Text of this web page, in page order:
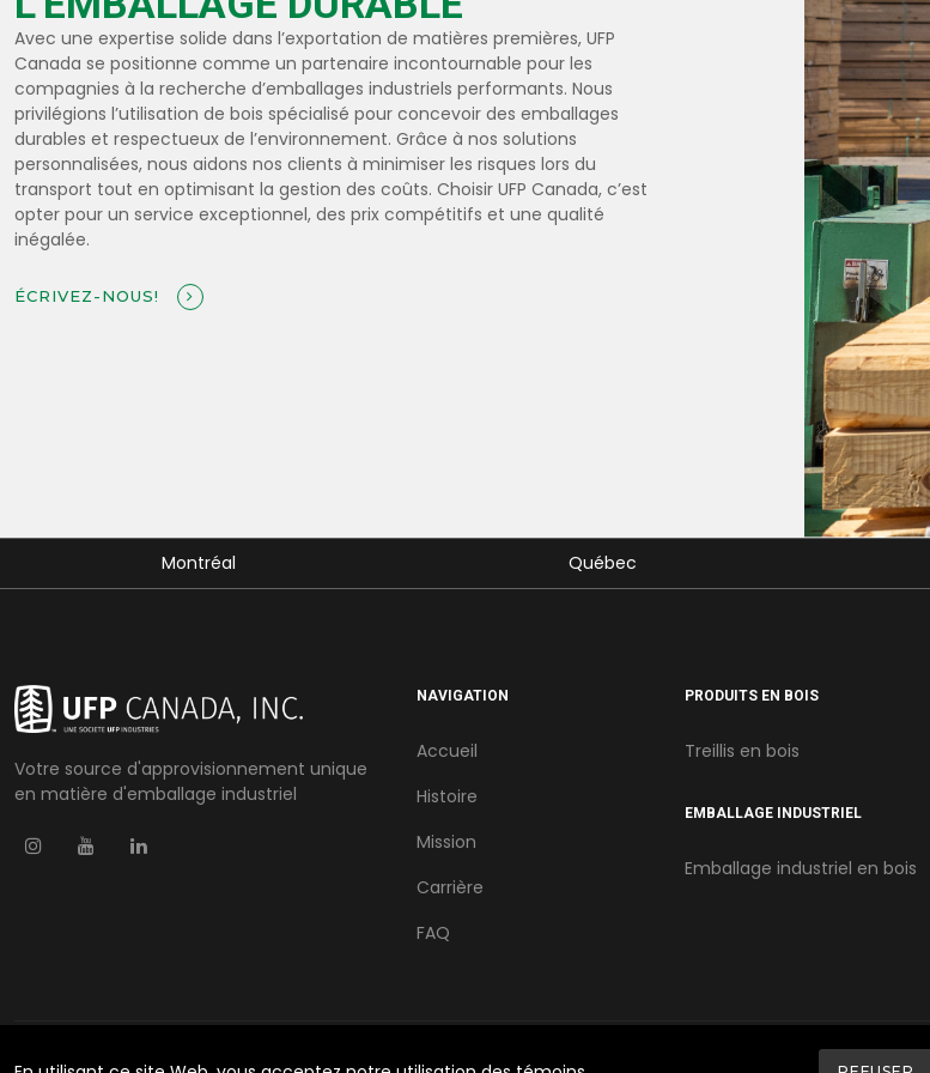
Avec une expertise solide dans l’exportation de matières premières, UFP
Canada se positionne comme un partenaire incontournable pour les
compagnies à la recherche d’emballages industriels performants. Nous
privilégions l’utilisation de bois spécialisé pour concevoir des emballages
durables et respectueux de l’environnement. Grâce à nos solutions
personnalisées, nous aidons nos clients à minimiser les risques lors du
transport tout en optimisant la gestion des coûts. Choisir UFP Canada, c’est
opter pour un service exceptionnel, des prix compétitifs et une qualité
inégalée.
ÉCRIVEZ-NOUS!
Montréal Québec
Votre source d'approvisionnement unique
en matière d'emballage industriel
NAVIGATION
Accueil
Histoire
Mission
Carrière
FAQ
PRODUITS EN BOIS
Treillis en bois
EMBALLAGE INDUSTRIEL
Emballage industriel en bois